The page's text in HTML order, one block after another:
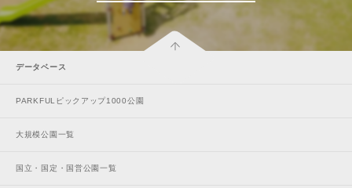
データベース
PARKFULピックアップ1000公園
大規模公園一覧
国立・国定・国営公園一覧